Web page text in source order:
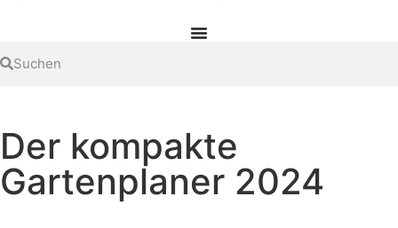
Der kompakte
Gartenplaner 2024